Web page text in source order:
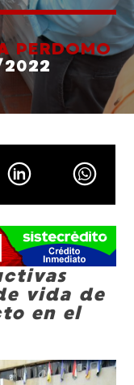
PERDOMO
vida de
en el